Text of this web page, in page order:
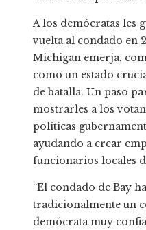
A los demócratas les
vuelta al condado en
Michigan emerja,
como un estado
de batalla. Un paso
mostrarles a los
políticas
ayudando a crear
funcionarios locales
“El condado de Bay
tradicionalmente un
demócrata muy